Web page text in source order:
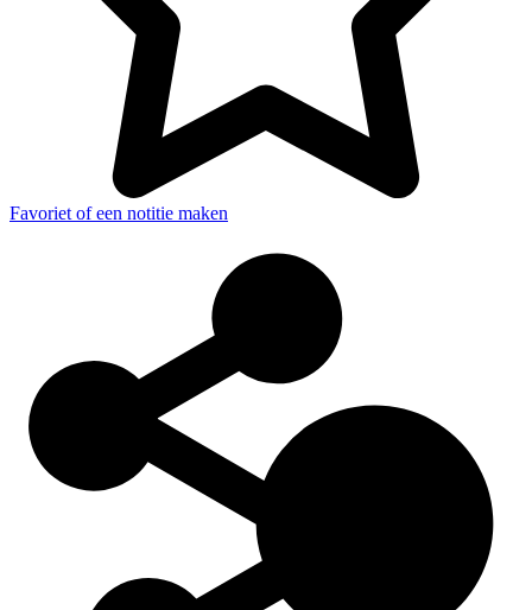
Favoriet of een notitie maken